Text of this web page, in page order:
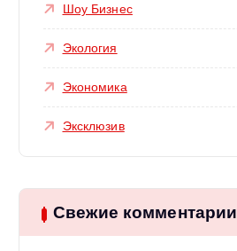
Шоу Бизнес
Экология
Экономика
Эксклюзив
Свежие комментарии